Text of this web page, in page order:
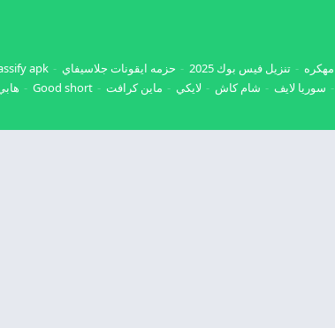
تنزيل فيس بوك 2025 حزمه ايقونات جلاسيفاي
apk
سوريا لايف شام كاش لايكي ماين كرافت Good short